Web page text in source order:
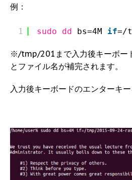
例：
1 sudo dd bs=4M if=/
※/tmp/201まで入力後キーボー
とファイル名が補完されます。
入力後キーボードのエンターキー